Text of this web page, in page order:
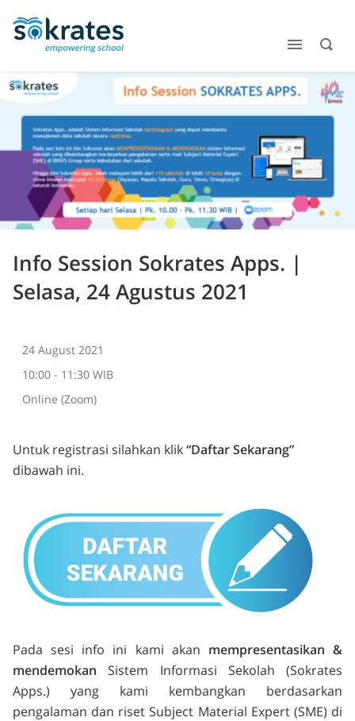
Info Session Sokrates Apps. |
Selasa, 24 Agustus 2021
24 August 2021
10:00 - 11:30 WIB
Online (Zoom)
Untuk registrasi silahkan klik“Daftar Sekarang”
dibawah ini.
Pada sesi info ini kami akan mempresentasikan &
mendemokan Sistem Informasi Sekolah (Sokrates
Apps.) yang kami kembangkan berdasarkan
pengalaman dan riset Subject Material Expert (SME) di